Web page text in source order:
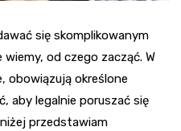
się skomplikowanym
od czego zacząć. W
obowiązują określone
aby legalnie poruszać się
przedstawiam